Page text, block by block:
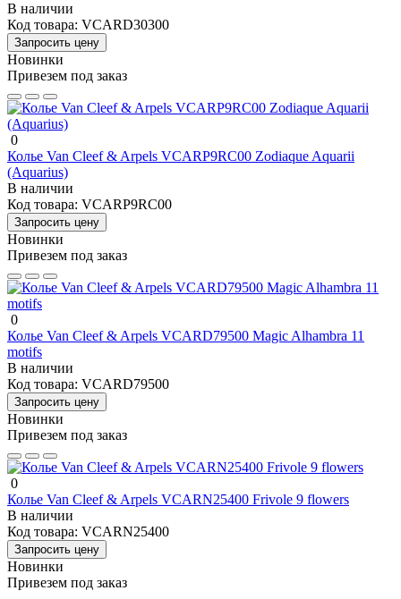
В наличии
Код товара: VCARD30300
Запросить цену
Новинки
Привезем под заказ
0
Колье Van Cleef & Arpels VCARP9RC00 Zodiaque Aquarii
(Aquarius)
В наличии
Код товара: VCARP9RC00
Запросить цену
Новинки
Привезем под заказ
0
Колье Van Cleef & Arpels VCARD79500 Magic Alhambra 11
motifs
В наличии
Код товара: VCARD79500
Запросить цену
Новинки
Привезем под заказ
0
Колье Van Cleef & Arpels VCARN25400 Frivole 9 flowers
В наличии
Код товара: VCARN25400
Запросить цену
Новинки
Привезем под заказ